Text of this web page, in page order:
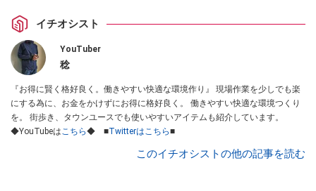
イチオシスト
YouTuber
稔
『お得に賢く格好良く。働きやすい快適な環境作り』 現場作業を少しでも楽
にする為に、お金をかけずにお得に格好良く。 働きやすい快適な環境つくり
を。 街歩き、タウンユースでも使いやすいアイテムも紹介しています。
◆YouTubeはこちら◆ ■Twitterはこちら■
このイチオシストの他の記事を読む